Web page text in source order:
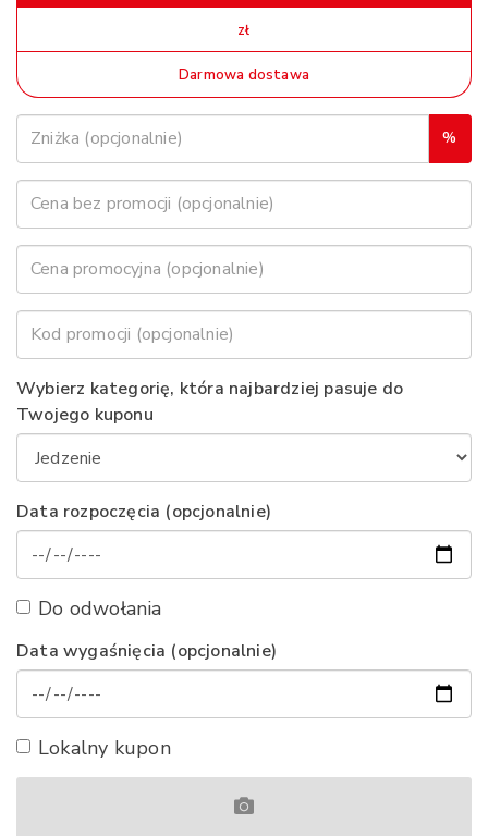
zł
Darmowa dostawa
%
Wybierz kategorię, która najbardziej pasuje do
Twojego kuponu
Data rozpoczęcia (opcjonalnie)
Do odwołania
Data wygaśnięcia (opcjonalnie)
Lokalny kupon